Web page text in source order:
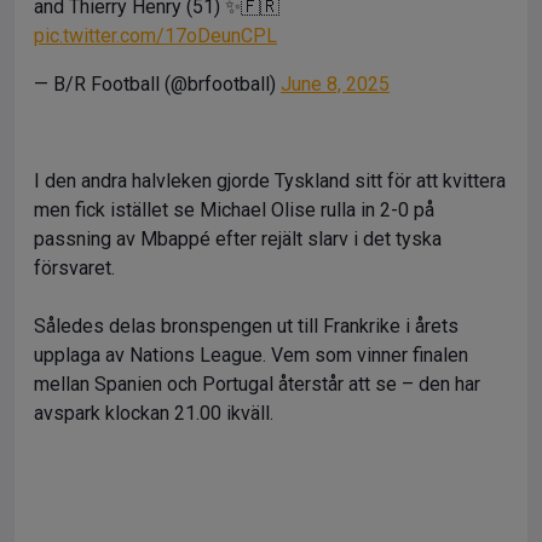
and Thierry Henry (51) ✨🇫🇷
pic.twitter.com/17oDeunCPL
— B/R Football (@brfootball) June 8, 2025
I den andra halvleken gjorde Tyskland sitt för att kvittera
men fick istället se Michael Olise rulla in 2-0 på
passning av Mbappé efter rejält slarv i det tyska
försvaret.
Således delas bronspengen ut till Frankrike i årets
upplaga av Nations League. Vem som vinner finalen
mellan Spanien och Portugal återstår att se – den har
avspark klockan 21.00 ikväll.